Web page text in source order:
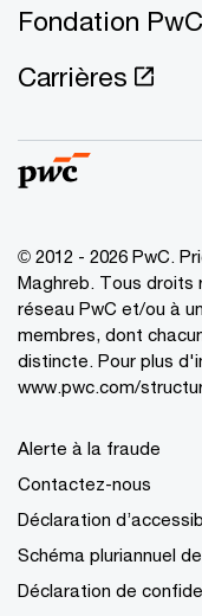
Fondation PwC
Carrières
© 2012 - 2026 PwC.
Maghreb. Tous
réseau PwC et/ou à
membres, dont
distincte. Pour plus
www.pwc.com/
Alerte à la fraude
Contactez-nous
Déclaration
Schéma pluriannuel
Déclaration de